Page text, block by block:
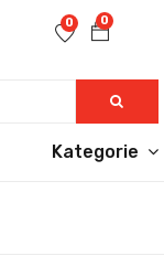
0
0
Kategorie